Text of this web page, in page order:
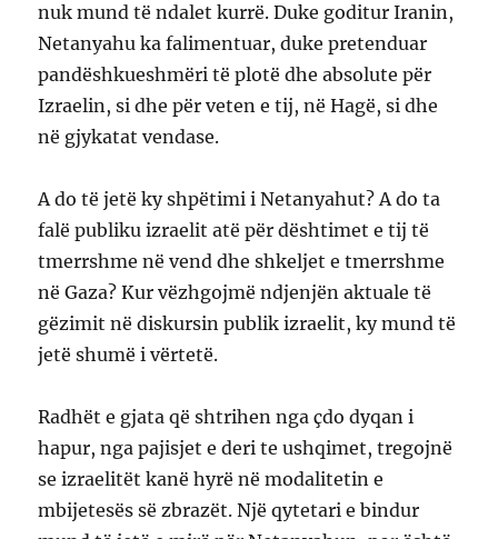
nuk mund të ndalet kurrë. Duke goditur Iranin,
Netanyahu ka falimentuar, duke pretenduar
pandëshkueshmëri të plotë dhe absolute për
Izraelin, si dhe për veten e tij, në Hagë, si dhe
në gjykatat vendase.
A do të jetë ky shpëtimi i Netanyahut? A do ta
falë publiku izraelit atë për dështimet e tij të
tmerrshme në vend dhe shkeljet e tmerrshme
në Gaza? Kur vëzhgojmë ndjenjën aktuale të
gëzimit në diskursin publik izraelit, ky mund të
jetë shumë i vërtetë.
Radhët e gjata që shtrihen nga çdo dyqan i
hapur, nga pajisjet e deri te ushqimet, tregojnë
se izraelitët kanë hyrë në modalitetin e
mbijetesës së zbrazët. Një qytetari e bindur